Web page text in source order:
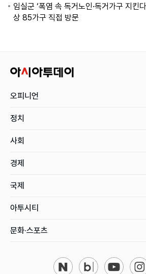
임실군 ‘폭염 속 독거노인·독거가구 지킨
상 85가구 직접 방문
오피니언
정치
사회
경제
국제
아투시티
문화·스포츠